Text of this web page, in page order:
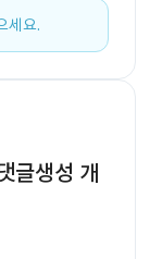
세요.
글생성 개